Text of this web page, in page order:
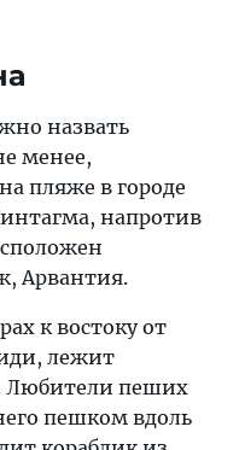
назвать
менее,
пляже в городе
напротив
Арвантия.
к востоку от
лежит
Любители пеших
пешком вдоль